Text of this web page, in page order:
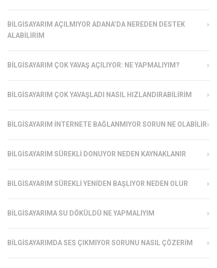
BILGISAYARIM AÇILMIYOR ADANA’DA NEREDEN DESTEK
ALABILIRIM
BILGISAYARIM ÇOK YAVAŞ AÇILIYOR: NE YAPMALIYIM?
BILGISAYARIM ÇOK YAVAŞLADI NASIL HIZLANDIRABILIRIM
BILGISAYARIM İNTERNETE BAĞLANMIYOR SORUN NE OLABILIR
BILGISAYARIM SÜREKLI DONUYOR NEDEN KAYNAKLANIR
BILGISAYARIM SÜREKLI YENIDEN BAŞLIYOR NEDEN OLUR
BILGISAYARIMA SU DÖKÜLDÜ NE YAPMALIYIM
BILGISAYARIMDA SES ÇIKMIYOR SORUNU NASIL ÇÖZERIM